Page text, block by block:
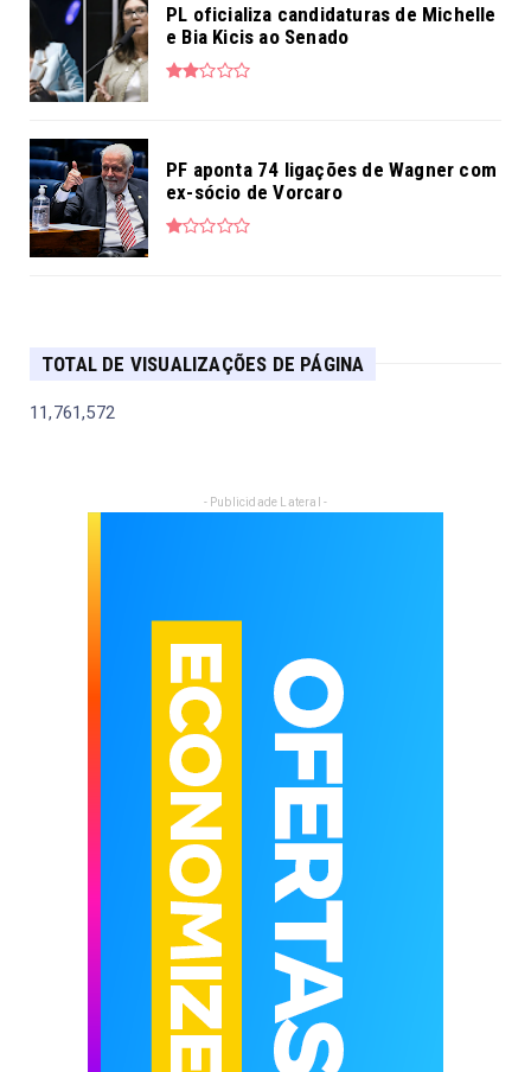
PL oficializa candidaturas de Michelle
e Bia Kicis ao Senado
PF aponta 74 ligações de Wagner com
ex-sócio de Vorcaro
TOTAL DE VISUALIZAÇÕES DE PÁGINA
11,761,572
- Publicidade Lateral -